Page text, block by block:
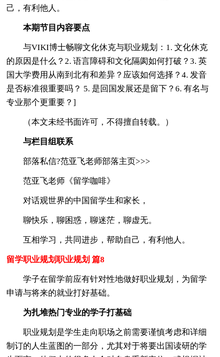
己，有利他人。
本期节目内容要点
与VIKI博士畅聊文化休克与职业规划：1. 文化休克
的原因是什么？2. 语言障碍和文化隔阂如何打破？3. 英
国大学费用从南到北有和差异？应该如何选择？4. 发音
是否标准很重要吗？ 5. 是回国发展还是留下？6. 有名与
专业那个更重要？]
（本文未经书面许可，不得擅自转载。）
与栏目组联系
部落私信?范亚飞老师部落主页>>>
范亚飞老师《留学咖啡》
对话观世界的中国留学生和家长，
聊快乐，聊困惑，聊迷茫，聊虚无。
互相学习，共同进步，帮助自己，有利他人。
留学职业规划职业规划 篇8
学子在留学前应有针对性地做好职业规划，为留学
申请与将来的就业打好基础。
为扎堆热门专业的学子打基础
职业规划是学生走向职场之前需要谨慎考虑和详细
制订的人生蓝图的一部分，尤其对于将要出国读研的学